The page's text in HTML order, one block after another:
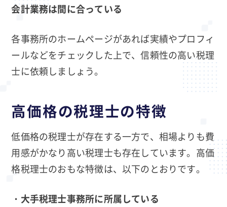
会計業務は間に合っている
各事務所のホームページがあれば実績やプロフィ
ールなどをチェックした上で、信頼性の高い税理
士に依頼しましょう。
高価格の税理士の特徴
低価格の税理士が存在する一方で、相場よりも費
用感がかなり高い税理士も存在しています。高価
格税理士のおもな特徴は、以下のとおりです。
・大手税理士事務所に所属している